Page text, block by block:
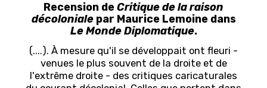
Recension deCritique de la raison
décolonialepar Maurice Lemoine dans
Le Monde Diplomatique.
(....). À mesure qu'il se développait ont fleuri -
venues le plus souvent de la droite et de
l'extrême droite - des critiques caricaturales